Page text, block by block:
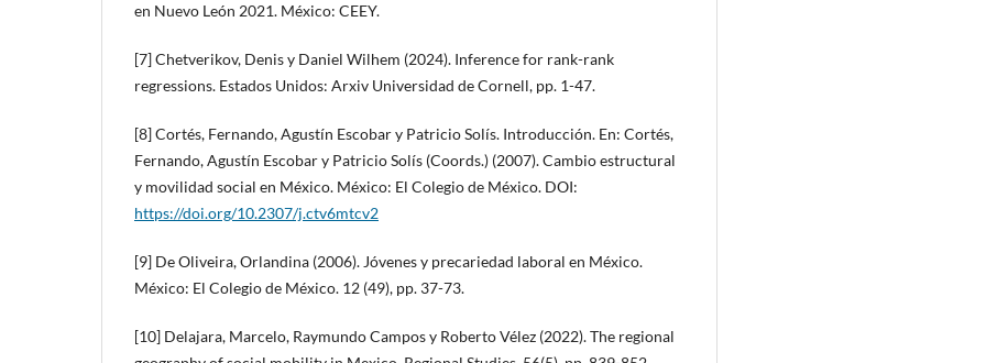
en Nuevo León 2021. México: CEEY.
[7] Chetverikov, Denis y Daniel Wilhem (2024). Inference for rank-rank
regressions. Estados Unidos: Arxiv Universidad de Cornell, pp. 1-47.
[8] Cortés, Fernando, Agustín Escobar y Patricio Solís. Introducción. En: Cortés,
Fernando, Agustín Escobar y Patricio Solís (Coords.) (2007). Cambio estructural
y movilidad social en México. México: El Colegio de México. DOI:
https://doi.org/10.2307/j.ctv6mtcv2
[9] De Oliveira, Orlandina (2006). Jóvenes y precariedad laboral en México.
México: El Colegio de México. 12 (49), pp. 37-73.
[10] Delajara, Marcelo, Raymundo Campos y Roberto Vélez (2022). The regional